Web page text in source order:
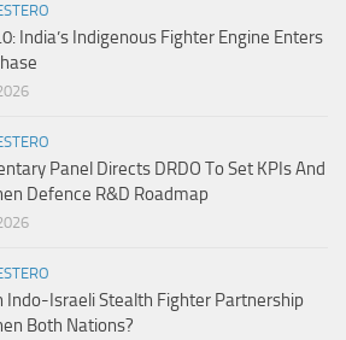
India’s Indigenous Fighter Engine Enters
Panel Directs DRDO To Set KPIs And
Defence R&D Roadmap
Indo-Israeli Stealth Fighter Partnership
Both Nations?